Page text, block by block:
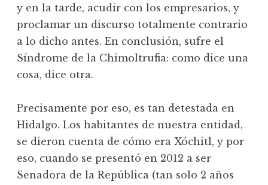
y en la tarde, acudir con los empresarios, y
proclamar un discurso totalmente contrario
a lo dicho antes. En conclusión, sufre el
Síndrome de la Chimoltrufia: como dice una
cosa, dice otra.
Precisamente por eso, es tan detestada en
Hidalgo. Los habitantes de nuestra entidad,
se dieron cuenta de cómo era Xóchitl, y por
eso, cuando se presentó en 2012 a ser
Senadora de la República (tan solo 2 años